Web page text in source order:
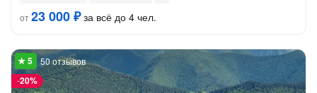
от23 000 ₽за всё до 4 чел.
-20%
50 отзывов